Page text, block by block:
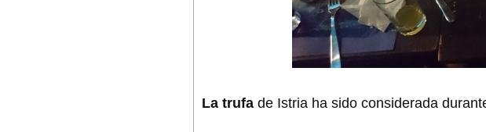
La trufa de Istria ha sido considerada